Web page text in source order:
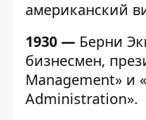
американский
1930 — Берни
бизнесмен,
Management» и
Administration».